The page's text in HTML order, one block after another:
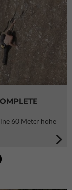
60 Meter hohe